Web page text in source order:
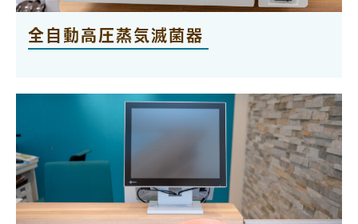
全自動高圧蒸気滅菌器